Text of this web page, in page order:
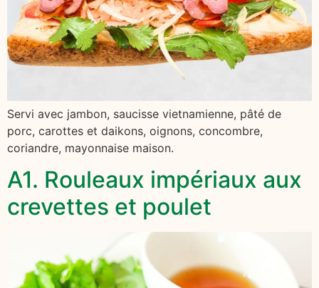
Servi avec jambon, saucisse vietnamienne, pâté de
porc, carottes et daikons, oignons, concombre,
coriandre, mayonnaise maison.
A1. Rouleaux impériaux aux
crevettes et poulet